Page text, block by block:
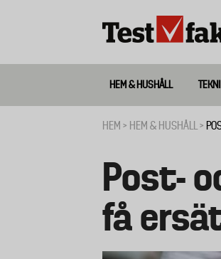
Huvudmeny
ny
HEM & HUSHÅLL
HEM HEM & HUSHÅLL
Post-
få